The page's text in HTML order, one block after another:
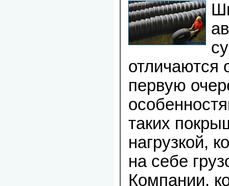
отличаются
первую
таких
нагрузкой,
на себе
Компании,